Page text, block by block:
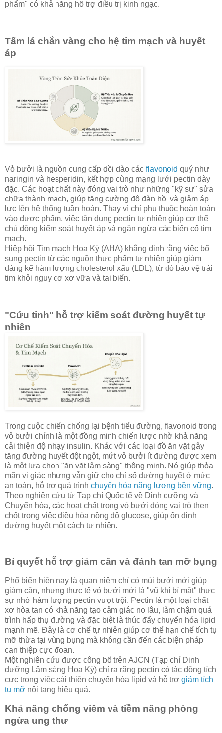
phẩm" có khả năng hỗ trợ điều trị kinh ngạc.
Tấm lá chắn vàng cho hệ tim mạch và huyết
áp
Vỏ bưởi là nguồn cung cấp dồi dào các flavonoid quý như
naringin và hesperidin, kết hợp cùng mạng lưới pectin dày
đặc. Các hoạt chất này đóng vai trò như những "kỹ sư" sửa
chữa thành mạch, giúp tăng cường độ đàn hồi và giảm áp
lực lên hệ thống tuần hoàn. Thay vì chỉ phụ thuộc hoàn toàn
vào dược phẩm, việc tận dụng pectin tự nhiên giúp cơ thể
chủ động kiểm soát huyết áp và ngăn ngừa các biến cố tim
mạch.
Hiệp hội Tim mạch Hoa Kỳ (AHA) khẳng định rằng việc bổ
sung pectin từ các nguồn thực phẩm tự nhiên giúp giảm
đáng kể hàm lượng cholesterol xấu (LDL), từ đó bảo vệ trái
tim khỏi nguy cơ xơ vữa và tai biến.
"Cứu tinh" hỗ trợ kiểm soát đường huyết tự
nhiên
Trong cuộc chiến chống lại bệnh tiểu đường, flavonoid trong
vỏ bưởi chính là một đồng minh chiến lược nhờ khả năng
cải thiện độ nhạy insulin. Khác với các loại đồ ăn vặt gây
tăng đường huyết đột ngột, mứt vỏ bưởi ít đường được xem
là một lựa chọn "ăn vặt lâm sàng" thông minh. Nó giúp thỏa
mãn vị giác nhưng vẫn giữ cho chỉ số đường huyết ở mức
an toàn, hỗ trợ quá trình chuyển hóa năng lượng bền vững.
Theo nghiên cứu từ Tạp chí Quốc tế về Dinh dưỡng và
Chuyển hóa, các hoạt chất trong vỏ bưởi đóng vai trò then
chốt trong việc điều hòa nồng độ glucose, giúp ổn định
đường huyết một cách tự nhiên.
Bí quyết hỗ trợ giảm cân và đánh tan mỡ bụng
Phổ biến hiện nay là quan niệm chỉ có múi bưởi mới giúp
giảm cân, nhưng thực tế vỏ bưởi mới là "vũ khí bí mật" thực
sự nhờ hàm lượng pectin vượt trội. Pectin là một loại chất
xơ hòa tan có khả năng tạo cảm giác no lâu, làm chậm quá
trình hấp thụ đường và đặc biệt là thúc đẩy chuyển hóa lipid
mạnh mẽ. Đây là cơ chế tự nhiên giúp cơ thể hạn chế tích tụ
mỡ thừa tại vùng bụng mà không cần đến các biện pháp
can thiệp cực đoan.
Một nghiên cứu được công bố trên AJCN (Tạp chí Dinh
dưỡng Lâm sàng Hoa Kỳ) chỉ ra rằng pectin có tác động tích
cực trong việc cải thiện chuyển hóa lipid và hỗ trợ giảm tích
tụ mỡ nội tạng hiệu quả.
Khả năng chống viêm và tiềm năng phòng
ngừa ung thư